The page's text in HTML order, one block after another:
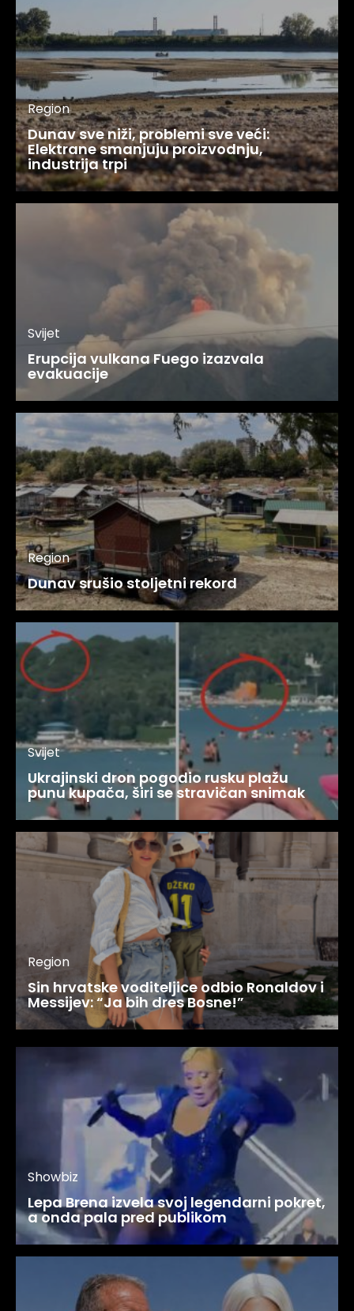
Region
Dunav sve niži, problemi sve veći:
Elektrane smanjuju proizvodnju,
industrija trpi
Svijet
Erupcija vulkana Fuego izazvala
evakuacije
Region
Dunav srušio stoljetni rekord
Svijet
Ukrajinski dron pogodio rusku plažu
punu kupača, širi se stravičan snimak
Region
Sin hrvatske voditeljice odbio Ronaldov i
Messijev: “Ja bih dres Bosne!”
Showbiz
Lepa Brena izvela svoj legendarni pokret,
a onda pala pred publikom